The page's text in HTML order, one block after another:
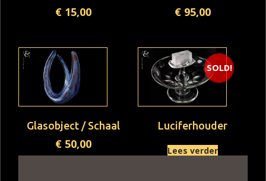
€ 15,00 €95,00
Glasobject / Schaal
€ 50,00
SOLD!
Luciferhouder
Lees verder